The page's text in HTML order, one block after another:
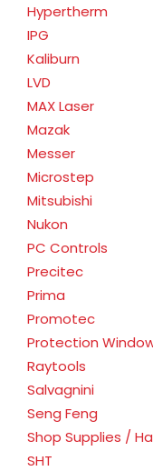
Hypertherm
IPG
Kaliburn
LVD
MAX Laser
Mazak
Messer
Microstep
Mitsubishi
Nukon
PC Controls
Precitec
Prima
Promotec
Protection
Raytools
Salvagnini
Seng Feng
Shop Supplies /
SHT